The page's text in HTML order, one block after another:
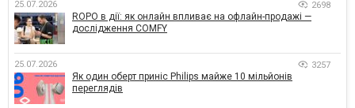
25.07.2026 2698
ROPO в дії: як онлайн впливає на офлайн-продажі —
дослідження COMFY
25.07.2026 3257
Як один оберт приніс Philips майже 10 мільйонів
переглядів